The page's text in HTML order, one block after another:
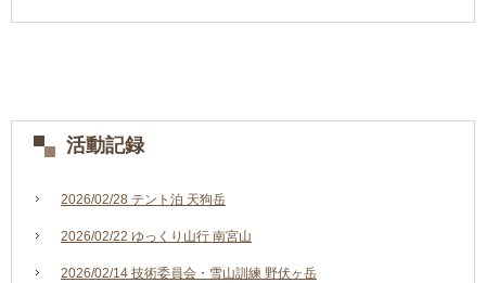
活動記録
2026/02/28 テント泊 天狗岳
2026/02/22 ゆっくり山行 南宮山
2026/02/14 技術委員会・雪山訓練 野伏ヶ岳